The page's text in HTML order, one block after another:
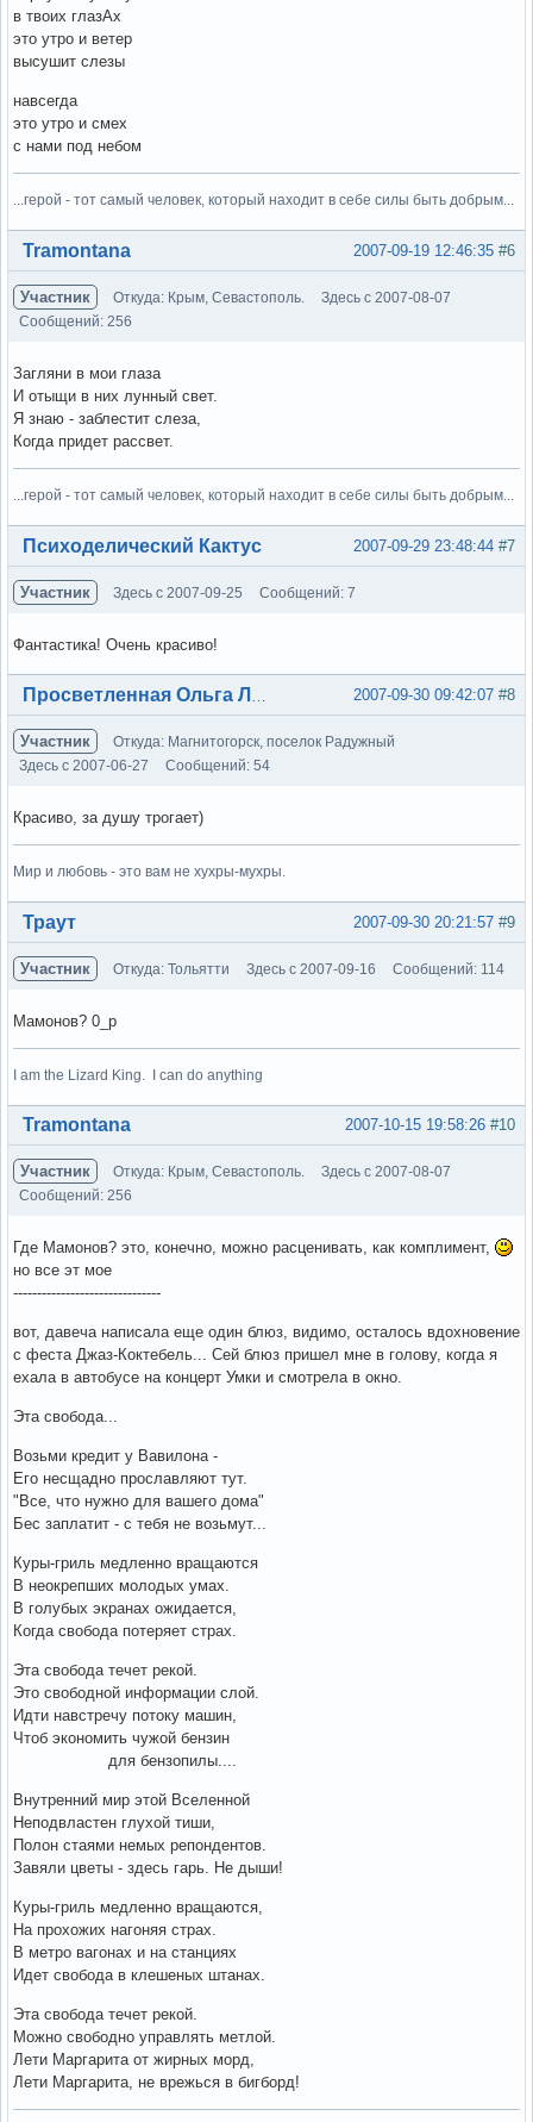
в твоих глазАх
это утро и ветер
высушит слезы
навсегда
это утро и смех
с нами под небом
...герой - тот самый человек, который находит в себе силы быть добрым...
Вне форума #6
2007-09-19 12:46:35
Tramontana
Участник Откуда: Крым, Севастополь.
Здесь с 2007-08-07
Сообщений: 256
Загляни в мои глаза
И отыщи в них лунный свет.
Я знаю - заблестит слеза,
Когда придет рассвет.
...герой - тот самый человек, который находит в себе силы быть добрым...
Вне форума #7
2007-09-29 23:48:44
Психоделический Кактус
Участник Здесь с 2007-09-25 Сообщений: 7
Фантастика! Очень красиво!
Вне форума #8
2007-09-30 09:42:07
Участник
Откуда: Магнитогорск, поселок Радужный
Здесь с 2007-06-27
Сообщений: 54
Красиво, за душу трогает)
Мир и любовь - это вам не хухры-мухры.
Вне форума #9
2007-09-30 20:21:57
Траут
Участник Откуда: Тольятти Здесь с 2007-09-16 Сообщений: 114
Мамонов? 0_р
I am the Lizard King. I can do anything
Вне форума #10
2007-10-15 19:58:26
Tramontana
Участник Откуда: Крым, Севастополь.
Здесь с 2007-08-07
Сообщений: 256
Где Мамонов? это, конечно, можно расценивать, как комплимент,
но все эт мое
-------------------------------
вот, давеча написала еще один блюз, видимо, осталось вдохновение
с феста Джаз-Коктебель... Сей блюз пришел мне в голову, когда я
ехала в автобусе на концерт Умки и смотрела в окно.
Эта свобода...
Возьми кредит у Вавилона -
Его несщадно прославляют тут.
"Все, что нужно для вашего дома"
Бес заплатит - с тебя не возьмут...
Куры-гриль медленно вращаются
В неокрепших молодых умах.
В голубых экранах ожидается,
Когда свобода потеряет страх.
Эта свобода течет рекой.
Это свободной информации слой.
Идти навстречу потоку машин,
Чтоб экономить чужой бензин
для бензопилы....
Внутренний мир этой Вселенной
Неподвластен глухой тиши,
Полон стаями немых репондентов.
Завяли цветы - здесь гарь. Не дыши!
Куры-гриль медленно вращаются,
На прохожих нагоняя страх.
В метро вагонах и на станциях
Идет свобода в клешеных штанах.
Эта свобода течет рекой.
Можно свободно управлять метлой.
Лети Маргарита от жирных морд,
Лети Маргарита, не врежься в бигборд!